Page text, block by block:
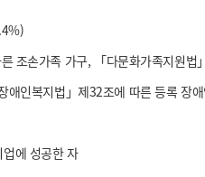
조손가족 가구, 「다문화가족지원법
인복지법」제32조에 따른 등록 장
에 성공한 자